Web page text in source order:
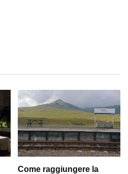
Come raggiungere la